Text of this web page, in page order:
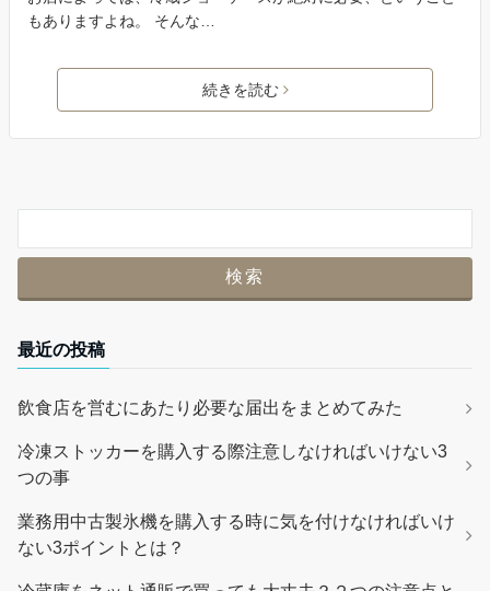
もありますよね。 そんな…
続きを読む
最近の投稿
飲食店を営むにあたり必要な届出をまとめてみた
冷凍ストッカーを購入する際注意しなければいけない3
つの事
業務用中古製氷機を購入する時に気を付けなければいけ
ない3ポイントとは？